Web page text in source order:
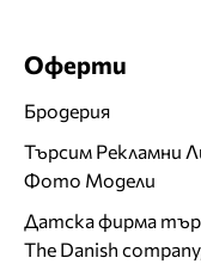
Оферти
Бродерия
Търсим Рекламни
Фото Модели
Датска фирма
The Danish